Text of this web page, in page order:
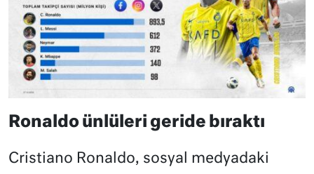
Ronaldo ünlüleri geride bıraktı
Cristiano Ronaldo, sosyal medyadaki